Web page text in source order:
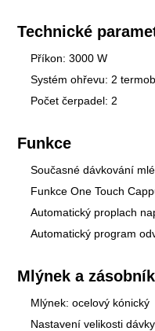
Technické
Příkon: 3000 W
Systém ohřevu: 2
Počet čerpadel: 2
Funkce
Současné dávkování
Funkce One Touch
Automatický proplach
Automatický program
Mlýnek a
Mlýnek: ocelový kónický
Nastavení velikosti